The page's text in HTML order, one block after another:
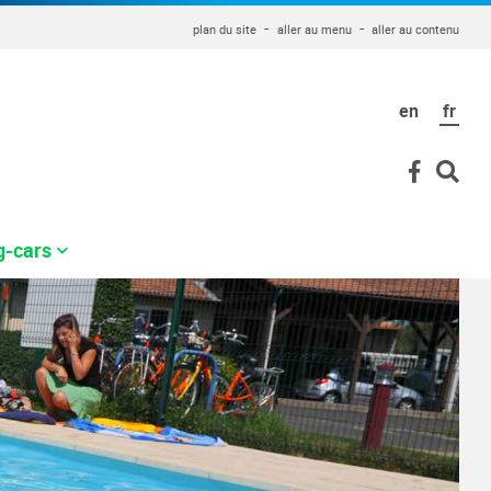
plan du site aller au menu aller au contenu
en fr
Tarifs des HLL
cars